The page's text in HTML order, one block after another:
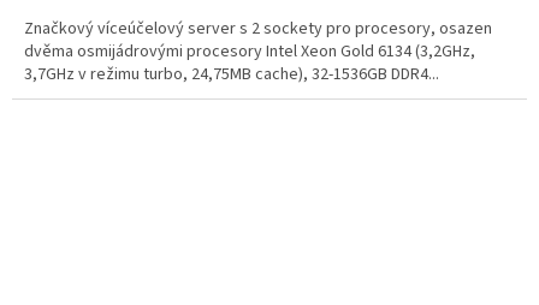
Značkový víceúčelový server s 2 sockety pro procesory, osazen
dvěma osmijádrovými procesory Intel Xeon Gold 6134 (3,2GHz,
3,7GHz v režimu turbo, 24,75MB cache), 32-1536GB DDR4...